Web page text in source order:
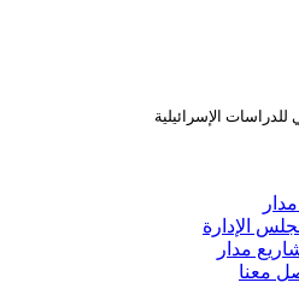
الإسرائيلية
الإدارة
مدار
معنا